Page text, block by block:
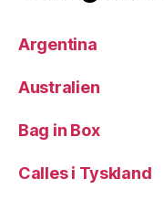
Argentina
Australien
Bag in Box
Calles i Tyskland